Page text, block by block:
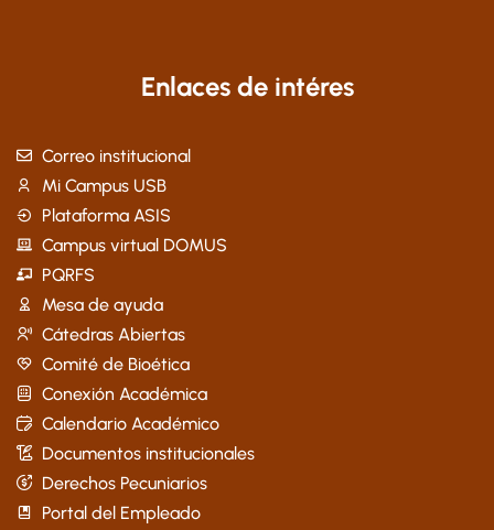
Enlaces de intéres
Correo institucional
Mi Campus USB
Plataforma ASIS
Campus virtual DOMUS
PQRFS
Mesa de ayuda
Cátedras Abiertas
Comité de Bioética
Conexión Académica
Calendario Académico
Documentos institucionales
Derechos Pecuniarios
Portal del Empleado